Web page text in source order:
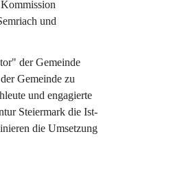
und
der Gemeinde
Gemeinde zu
und engagierte
Steiermark die Ist-
die Umsetzung